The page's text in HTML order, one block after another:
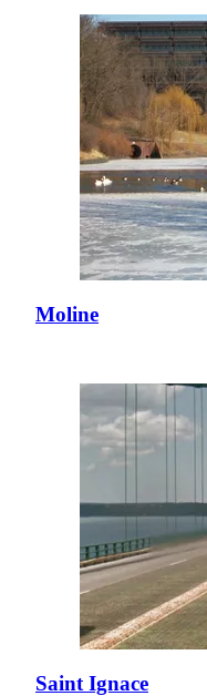
Moline
Saint Ignace